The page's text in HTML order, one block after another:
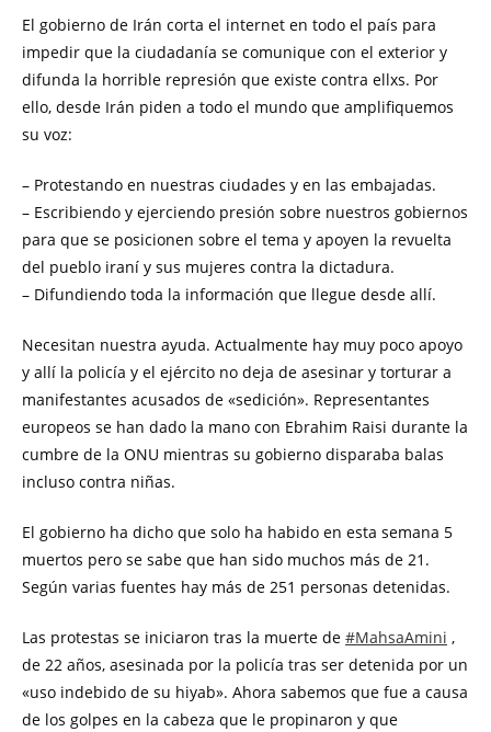
El gobierno de Irán corta el internet en todo el país para
impedir que la ciudadanía se comunique con el exterior y
difunda la horrible represión que existe contra ellxs. Por
ello, desde Irán piden a todo el mundo que amplifiquemos
su voz:
– Protestando en nuestras ciudades y en las embajadas.
– Escribiendo y ejerciendo presión sobre nuestros gobiernos
para que se posicionen sobre el tema y apoyen la revuelta
del pueblo iraní y sus mujeres contra la dictadura.
– Difundiendo toda la información que llegue desde allí.
Necesitan nuestra ayuda. Actualmente hay muy poco apoyo
y allí la policía y el ejército no deja de asesinar y torturar a
manifestantes acusados de «sedición». Representantes
europeos se han dado la mano con Ebrahim Raisi durante la
cumbre de la ONU mientras su gobierno disparaba balas
incluso contra niñas.
El gobierno ha dicho que solo ha habido en esta semana 5
muertos pero se sabe que han sido muchos más de 21.
Según varias fuentes hay más de 251 personas detenidas.
Las protestas se iniciaron tras la muerte de #MahsaAmini ,
de 22 años, asesinada por la policía tras ser detenida por un
«uso indebido de su hiyab». Ahora sabemos que fue a causa
de los golpes en la cabeza que le propinaron y que